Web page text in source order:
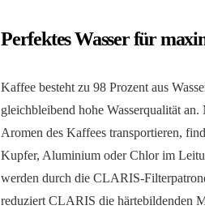
Perfektes Wasser für
Kaffee besteht zu 98 Prozent aus
gleichbleibend hohe Wasserqualität
Aromen des Kaffees transportieren,
Kupfer, Aluminium oder Chlor im
werden durch die CLARIS-
reduziert CLARIS die härtebildenden